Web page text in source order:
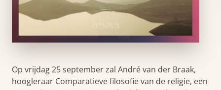
Op vrijdag 25 september zal André van der Braak,
hoogleraar Comparatieve filosofie van de religie, een